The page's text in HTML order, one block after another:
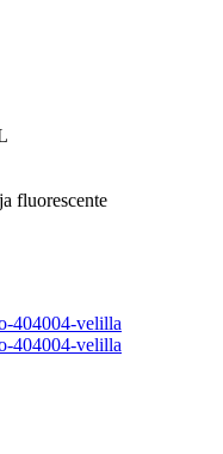
fluorescente